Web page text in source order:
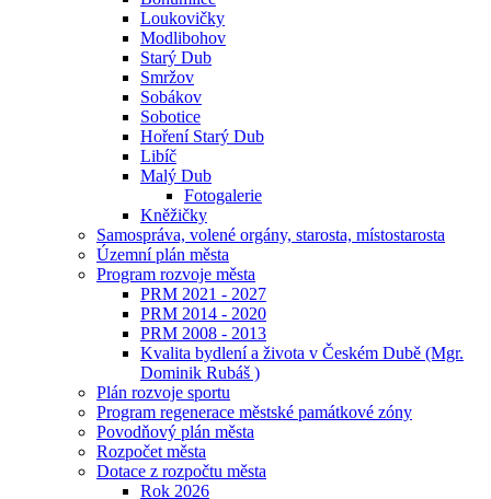
Loukovičky
Modlibohov
Starý Dub
Smržov
Sobákov
Sobotice
Hoření Starý Dub
Libíč
Malý Dub
Fotogalerie
Kněžičky
Samospráva, volené orgány, starosta, místostarosta
Územní plán města
Program rozvoje města
PRM 2021 - 2027
PRM 2014 - 2020
PRM 2008 - 2013
Kvalita bydlení a života v Českém Dubě (Mgr.
Dominik Rubáš )
Plán rozvoje sportu
Program regenerace městské památkové zóny
Povodňový plán města
Rozpočet města
Dotace z rozpočtu města
Rok 2026